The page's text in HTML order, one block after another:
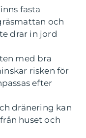
fasta
och
drar in jord
med bra
risken för
efter
dränering kan
huset och